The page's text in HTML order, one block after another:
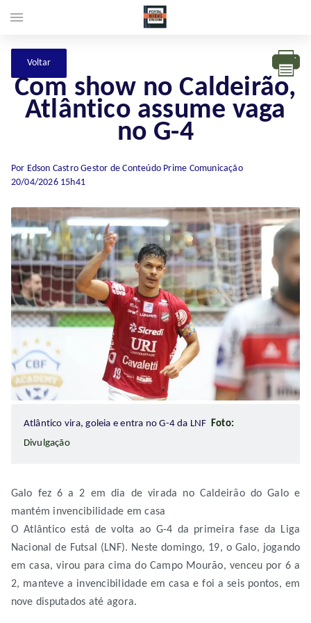
Com show no Caldeirão,
Atlântico assume vaga
no G-4
Por Edson Castro Gestor de Conteúdo Prime Comunicação
20/04/2026 15h41
Atlântico vira, goleia e entra no G-4 da LNF Foto:
Divulgação
Galo fez 6 a 2 em dia de virada no Caldeirão do Galo e
mantém invencibilidade em casa
O Atlântico está de volta ao G-4 da primeira fase da Liga
Nacional de Futsal (LNF). Neste domingo, 19, o Galo, jogando
em casa, virou para cima do Campo Mourão, venceu por 6 a
2, manteve a invencibilidade em casa e foi a seis pontos, em
nove disputados até agora.
menu